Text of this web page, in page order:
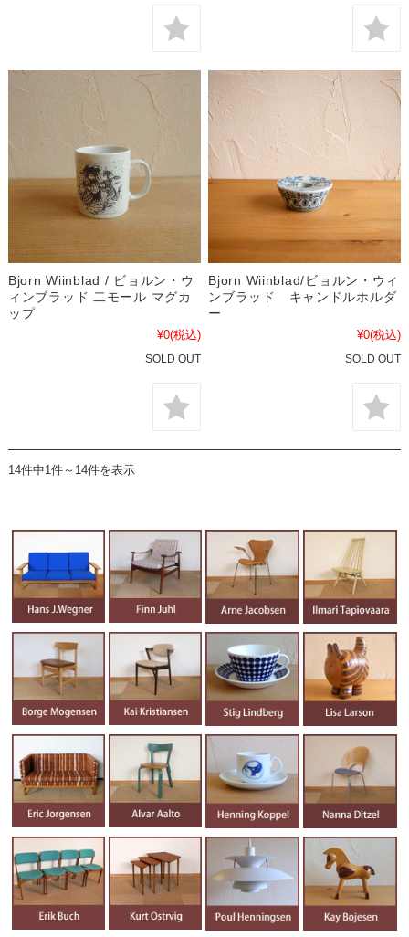
Bjorn Wiinblad / ビョルン・ウ
ィンブラッド 二モール マグカ
ップ
¥0(税込)
SOLD OUT
Bjorn Wiinblad/ビョルン・ウィ
ンブラッド キャンドルホルダ
ー
¥0(税込)
SOLD OUT
14件中1件～14件を表示